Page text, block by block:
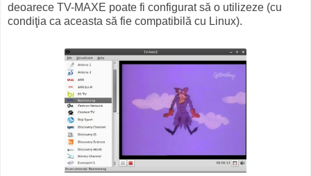
deoarece TV-MAXE poate fi configurat să o utilizeze (cu
condiţia ca aceasta să fie compatibilă cu Linux).